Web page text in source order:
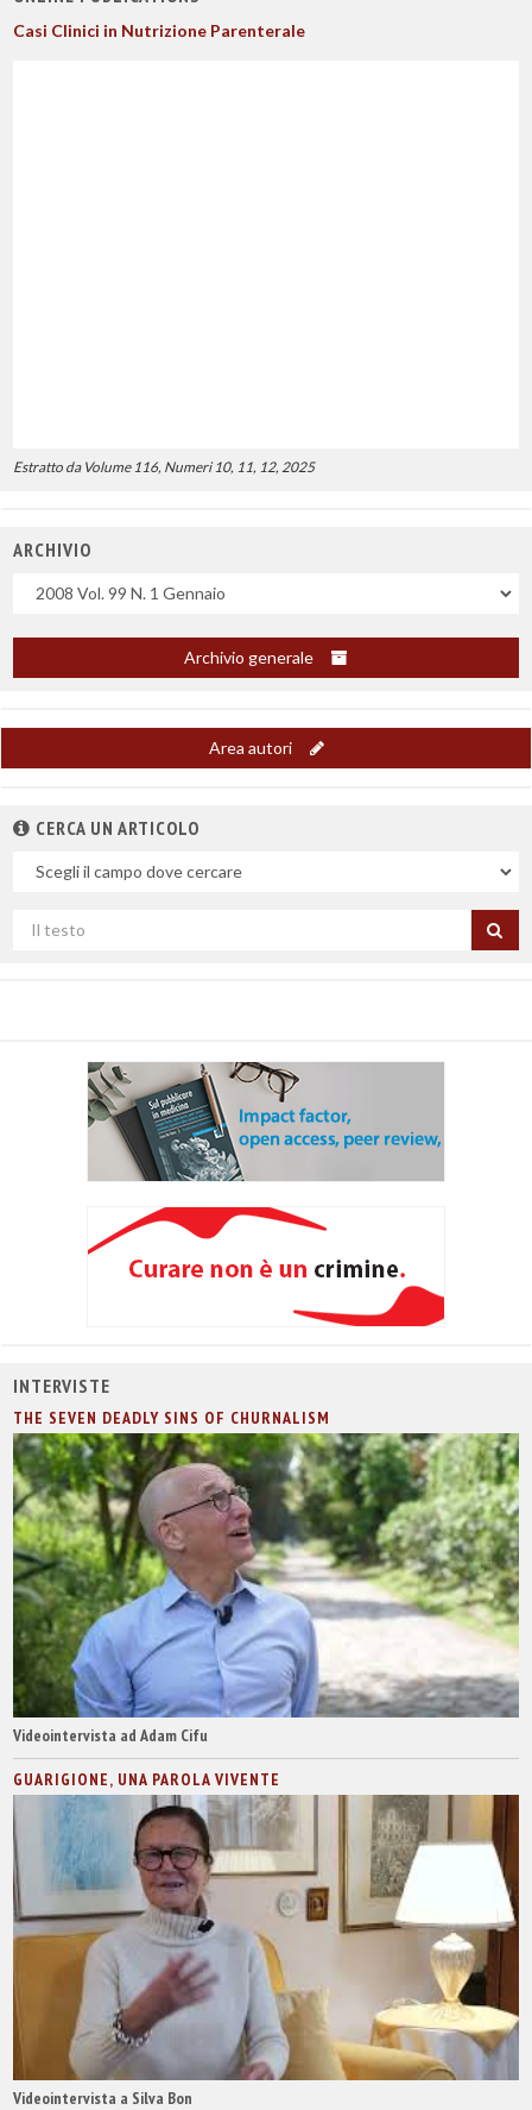
Casi Clinici in Nutrizione Parenterale
Estratto da Volume 116, Numeri 10, 11, 12, 2025
ARCHIVIO
Uscite
Archivio generale
Area autori
CERCA UN ARTICOLO
Nel
Cerca
INTERVISTE
THE SEVEN DEADLY SINS OF CHURNALISM
Videointervista ad Adam Cifu
GUARIGIONE, UNA PAROLA VIVENTE
Videointervista a Silva Bon